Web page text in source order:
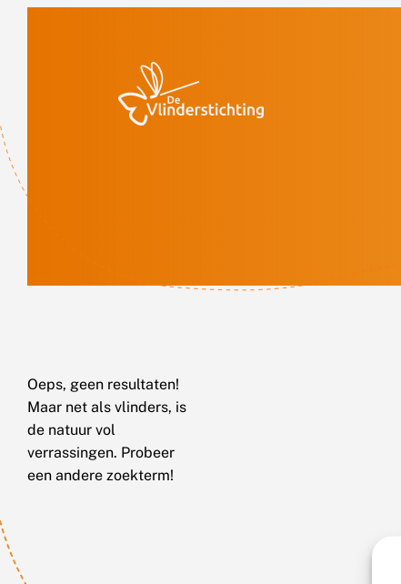
Oeps, geen resultaten!
Maar net als vlinders, is
de natuur vol
verrassingen. Probeer
een andere zoekterm!